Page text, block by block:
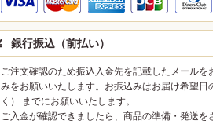
銀行振込（前払い）
ご注文確認のため振込入金先を記載したメール
みをお願いいたします。お振込みはお届け希望日
く） までにお願いいたします。
ご入金が確認できましたら、商品の準備・発送を